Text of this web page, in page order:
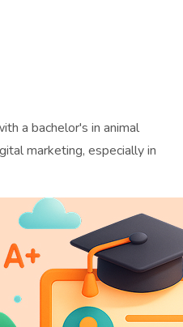
a bachelor's in animal
marketing, especially in